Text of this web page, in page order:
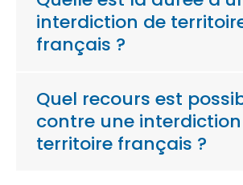
interdiction de
français ?
Quel recours est
contre une
territoire français ?